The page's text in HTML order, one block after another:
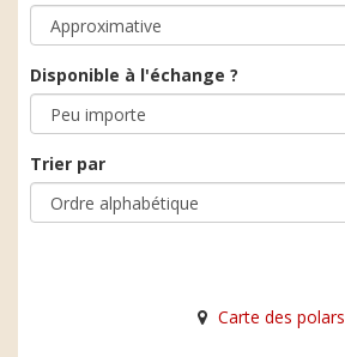
Disponible à l'échange ?
Trier par
Carte des polars